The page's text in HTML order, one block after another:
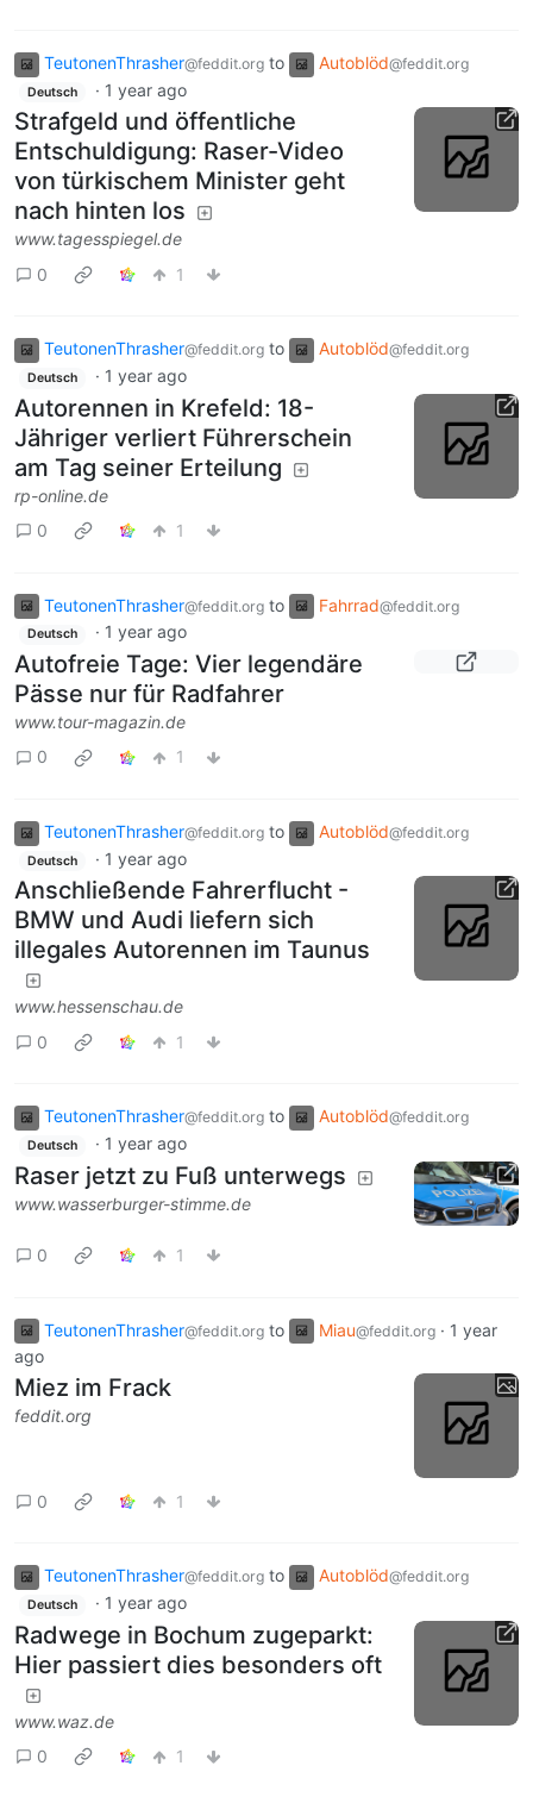
TeutonenThrasher@feddit.org to Autoblöd@feddit.org
Deutsch · 1 year ago
Strafgeld und öffentliche
Entschuldigung: Raser-Video
von türkischem Minister geht
nach hinten los
www.tagesspiegel.de
0
1
TeutonenThrasher@feddit.org to Autoblöd@feddit.org
Deutsch · 1 year ago
Autorennen in Krefeld: 18-
Jähriger verliert Führerschein
am Tag seiner Erteilung
rp-online.de
0
1
TeutonenThrasher@feddit.org to Fahrrad@feddit.org
Deutsch · 1 year ago
Autofreie Tage: Vier legendäre
Pässe nur für Radfahrer
www.tour-magazin.de
0
1
TeutonenThrasher@feddit.org to Autoblöd@feddit.org
Deutsch · 1 year ago
Anschließende Fahrerflucht -
BMW und Audi liefern sich
illegales Autorennen im Taunus
www.hessenschau.de
0
1
TeutonenThrasher@feddit.org to Autoblöd@feddit.org
Deutsch · 1 year ago
Raser jetzt zu Fuß unterwegs
www.wasserburger-stimme.de
0 1
TeutonenThrasher@feddit.org to Miau@feddit.org · 1 year
ago
Miez im Frack
feddit.org
0 1
TeutonenThrasher@feddit.org to Autoblöd@feddit.org
Deutsch · 1 year ago
Radwege in Bochum zugeparkt:
Hier passiert dies besonders oft
www.waz.de
0
1